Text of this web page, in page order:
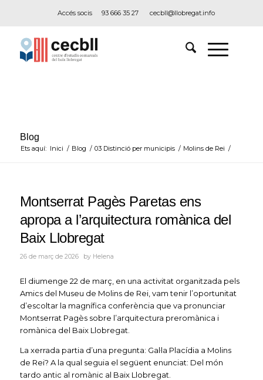
Accés socis 93 666 35 27 cecbll@llobregat.info
Blog
Ets aquí: Inici / Blog / 03 Distinció per municipis / Molins de Rei /
Montserrat Pagès Paretas ens
apropa a l’arquitectura romànica del
Baix Llobregat
26 de març de 2026 by Helena
El diumenge 22 de març, en una activitat organitzada pels
Amics del Museu de Molins de Rei, vam tenir l’oportunitat
d’escoltar la magnífica conferència que va pronunciar
Montserrat Pagès sobre l’arquitectura preromànica i
romànica del Baix Llobregat.
La xerrada partia d’una pregunta: Gal·la Placídia a Molins
de Rei? A la qual seguia el següent enunciat: Del món
tardo antic al romànic al Baix Llobregat.